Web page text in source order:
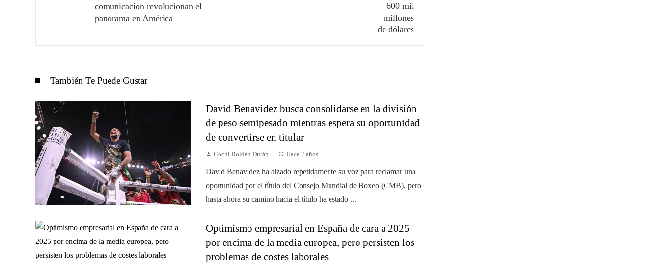
comunicación revolucionan el
panorama en América
También Te Puede Gustar
David Benavidez busca consolidarse en la división
de peso semipesado mientras espera su oportunidad
de convertirse en titular
Cochi Roldán Durán Hace 2 años
David Benavidez ha alzado repetidamente su voz para reclamar una
oportunidad por el título del Consejo Mundial de Boxeo (CMB), pero
hasta ahora su camino hacia el título ha estado ...
Optimismo empresarial en España de cara a 2025
por encima de la media europea, pero persisten los
problemas de costes laborales